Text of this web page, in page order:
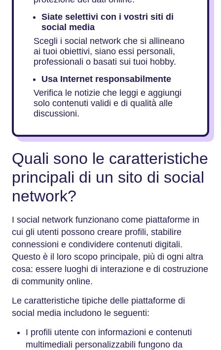
Siate selettivi con i vostri siti di
social media
Scegli i social network che si allineano
ai tuoi obiettivi, siano essi personali,
professionali o basati sui tuoi hobby.
Usa Internet responsabilmente
Verifica le notizie che leggi e aggiungi
solo contenuti validi e di qualità alle
discussioni.
Quali sono le caratteristiche
principali di un sito di social
network?
I social network funzionano come piattaforme in
cui gli utenti possono creare profili, stabilire
connessioni e condividere contenuti digitali.
Questo è il loro scopo principale, più di ogni altra
cosa: essere luoghi di interazione e di costruzione
di community online.
Le caratteristiche tipiche delle piattaforme di
social media includono le seguenti:
I profili utente con informazioni e contenuti
multimediali personalizzabili fungono da